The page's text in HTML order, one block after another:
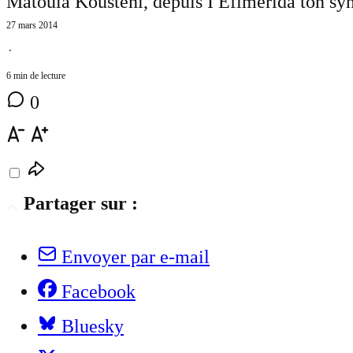
27 mars 2014
⋅
6 min de lecture
0
Partager sur :
Envoyer par e-mail
Facebook
Bluesky